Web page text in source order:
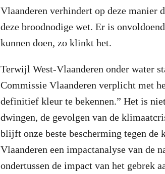
Vlaanderen verhindert op deze manier
deze broodnodige wet. Er is
kunnen doen, zo klinkt het.
Terwijl West-Vlaanderen onder water
Commissie Vlaanderen verplicht met
definitief kleur te bekennen.” Het is
dwingen, de gevolgen van de
blijft onze beste bescherming tegen
Vlaanderen een impactanalyse van de
ondertussen de impact van het gebrek